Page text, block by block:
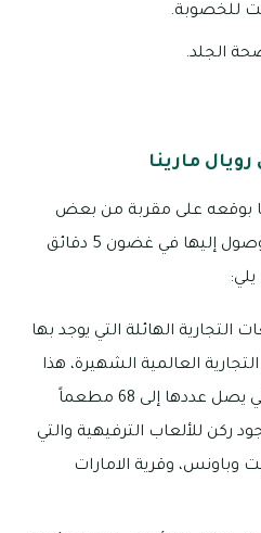
للخصوبة.
الجلد.
مارينا
بوقعه على مقربة من بعض
وجهات التسوق التي يمكن الوصول إليها في غضون 5 دقائق
التجارية الهائلة التي يوجد بها
العالمية الشهيرة، هذا
بالإضافة إلى المطاعم التي يصل عددها إلى 68 مطعماً
ركن للألعاب الترفيهية والتي
وباونس، وقرية الامارات